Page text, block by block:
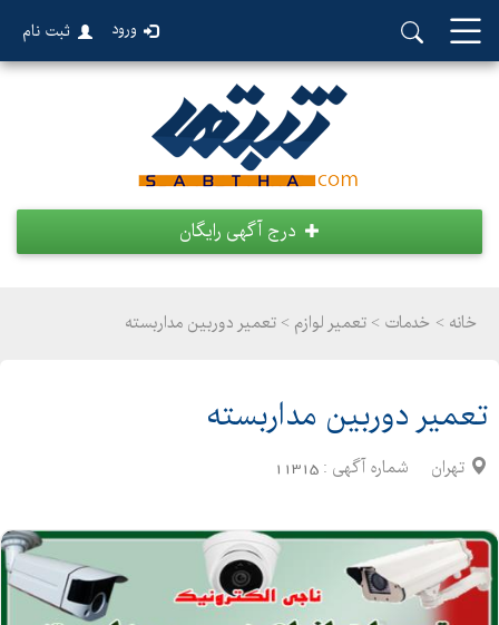
ورود ثبت نام
درج آگهی رایگان
خانه > خدمات > تعمیر لوازم > تعمیر دوربین مداربسته
تعمیر دوربین مداربسته
تهران شماره آگهی : 11315